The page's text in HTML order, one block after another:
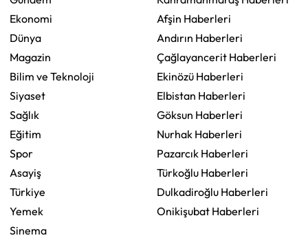
Ekonomi
Dünya
Magazin
Bilim ve Teknoloji
Siyaset
Sağlık
Eğitim
Spor
Asayiş
Türkiye
Yemek
Sinema
Afşin Haberleri
Andırın Haberleri
Çağlayancerit Haberleri
Ekinözü Haberleri
Elbistan Haberleri
Göksun Haberleri
Nurhak Haberleri
Pazarcık Haberleri
Türkoğlu Haberleri
Dulkadiroğlu Haberleri
Onikişubat Haberleri